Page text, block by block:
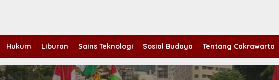
Hukum Liburan Sains Teknologi Sosial Budaya Tentang Cakrawarta